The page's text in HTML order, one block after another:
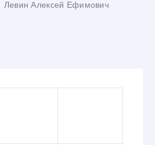
бозона Хиггса
Левин Алексей Ефимович